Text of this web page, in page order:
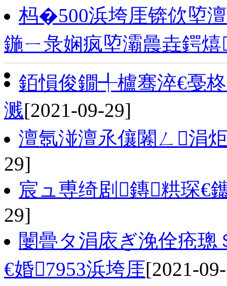
杩�500浜垮厓锛佽埅
鍦ㄧ彔娴疯埅灞曟垚鍔
銆愪俊鐗╃櫨骞淬€戞
溅[2021-09-29]
澶氬湴澶氶儴闂ㄥ涓
29]
宸ュ尃绮剧鏄粠琛€
29]
闄曡タ涓庡ぎ浼佺疮
€婚7953浜垮厓[2021-